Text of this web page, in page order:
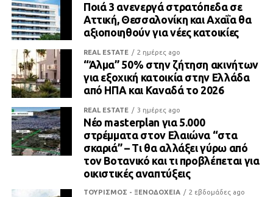
Ποιά 3 ανενεργά στρατόπεδα σε
Αττική, Θεσσαλονίκη και Αχαΐα θα
αξιοποιηθούν για νέες κατοικίες
REAL ESTATE 2 ημέρες ago
“Άλμα” 50% στην ζήτηση ακινήτων
για εξοχική κατοικία στην Ελλάδα
από ΗΠΑ και Καναδά το 2026
REAL ESTATE 3 ημέρες ago
Νέο masterplan για 5.000
στρέμματα στον Ελαιώνα “στα
σκαριά” – Τι θα αλλάξει γύρω από
τον Βοτανικό και τι προβλέπεται για
οικιστικές αναπτύξεις
ΤΟΥΡΙΣΜΟΣ - ΞΕΝΟΔΟΧΕΙΑ 2 εβδομάδες ago